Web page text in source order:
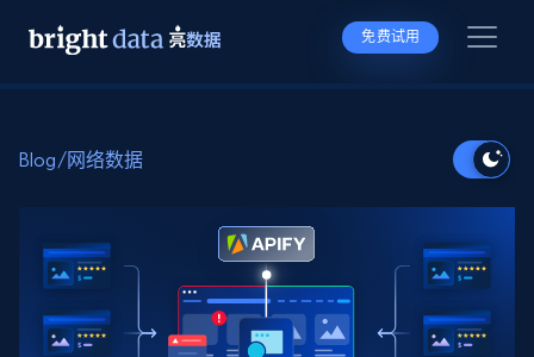
免费试用
Blog/网络数据